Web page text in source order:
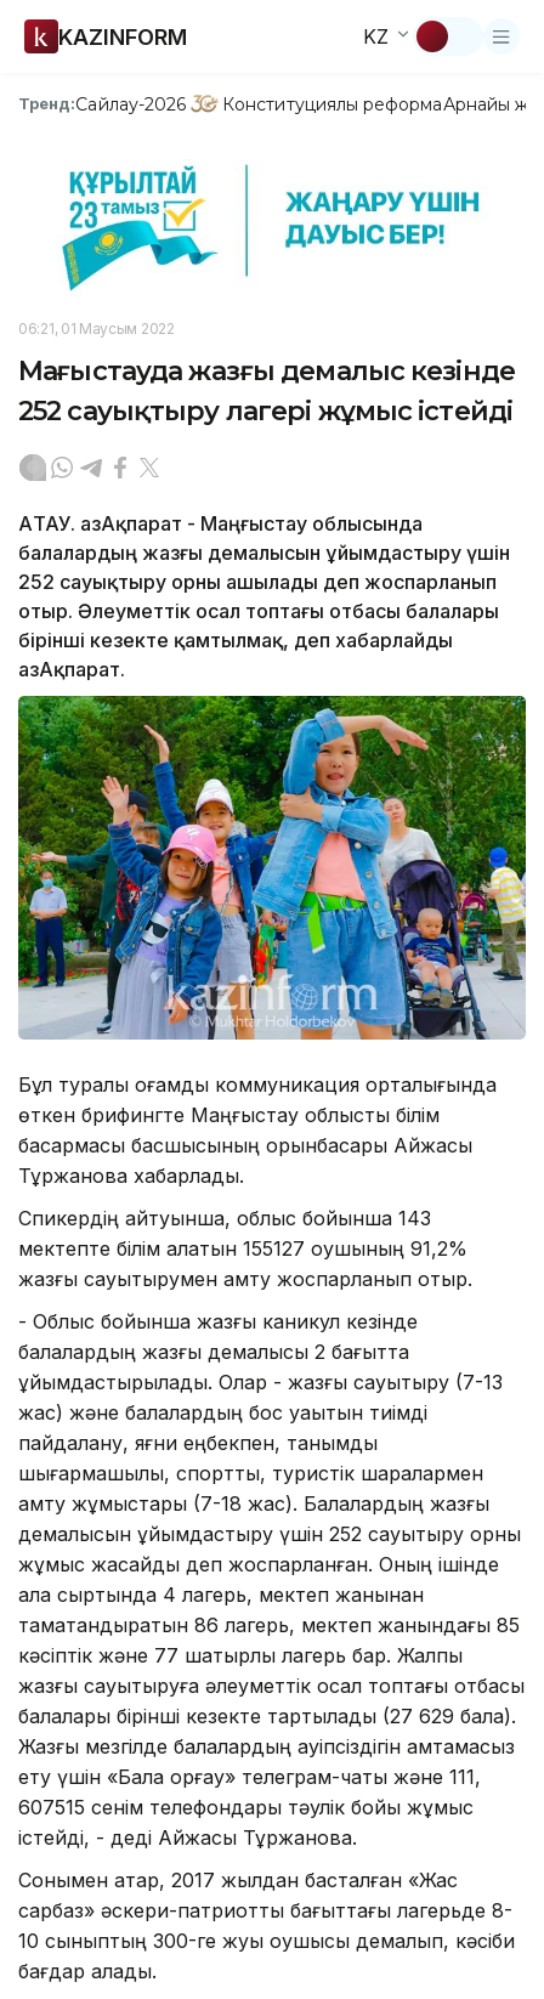
KAZINFORM KZ
Тренд:Сайлау-2026 Конституциялық реформаАрнайы
06:21, 01 Маусым 2022
Маңғыстауда жазғы демалыс кезінде
252 сауықтыру лагері жұмыс істейді
АҚТАУ. ҚазАқпарат - Маңғыстау облысында
балалардың жазғы демалысын ұйымдастыру үшін
252 сауықтыру орны ашылады деп жоспарланып
отыр. Әлеуметтік осал топтағы отбасы балалары
бірінші кезекте қамтылмақ, деп хабарлайды
ҚазАқпарат.
Бұл туралы қоғамдық коммуникация орталығында
өткен брифингте Маңғыстау облыстық білім
басқармасы басшысының орынбасары Айжақсы
Тұржанова хабарлады.
Спикердің айтуынша, облыс бойынша 143
мектепте білім алатын 155127 оқушының 91,2%
жазғы сауықтырумен қамту жоспарланып отыр.
- Облыс бойынша жазғы каникул кезінде
балалардың жазғы демалысы 2 бағытта
ұйымдастырылады. Олар - жазғы сауықтыру (7-13
жас) және балалардың бос уақытын тиімді
пайдалану, яғни еңбекпен, танымдық
шығармашылық, спорттық, туристік шаралармен
қамту жұмыстары (7-18 жас). Балалардың жазғы
демалысын ұйымдастыру үшін 252 сауықтыру орны
жұмыс жасайды деп жоспарланған. Оның ішінде
қала сыртында 4 лагерь, мектеп жанынан
тамақтандыратын 86 лагерь, мектеп жанындағы 85
кәсіптік және 77 шатырлы лагерь бар. Жалпы
жазғы сауықтыруға әлеуметтік осал топтағы отбасы
балалары бірінші кезекте тартылады (27 629 бала).
Жазғы мезгілде балалардың қауіпсіздігін қамтамасыз
ету үшін «Бала қорғау» телеграм-чаты және 111,
607515 сенім телефондары тәулік бойы жұмыс
істейді, - деді Айжақсы Тұржанова.
Сонымен қатар, 2017 жылдан басталған «Жас
сарбаз» әскери-патриоттық бағыттағы лагерьде 8-
10 сыныптың 300-ге жуық оқушысы демалып, кәсіби
бағдар алады.